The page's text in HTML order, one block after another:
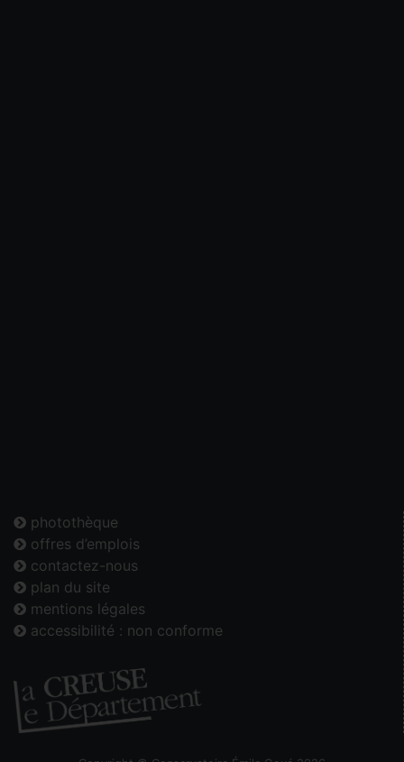
photothèque
offres d’emplois
contactez-nous
plan du site
mentions légales
accessibilité : non conforme